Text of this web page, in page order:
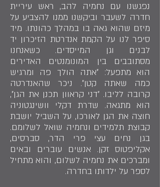
נפגשנו עם נחמיה להב, ראש עיריית
חדרה לשעבר וביקשנו ממנו להצביע על
מיזם שהוא גאה בו במהלך כהונתו. מיד
סיפר לנו על הקמת אנדרטת הזיכרון יד
לבנים וגן המייסדים. כשאנחנו
מסתובבים בין המונומנטים האדירים
הוא מתפעל: ״אתה הולך פה ומרגיש
כמה שאתה קטן״. ניכר שהאנדרטה
קרובה לליבו. ״דני קראוון תכנן את הגן״,
הוא מתגאה. שדרת דקלי וושינגטוניה
חוצה את הגן לאורכו, על השביל יושבת
קבוצת תלמידים ונחמיה שואל לשלומם.
בגן נחים עצי פרי הדר, סברסים,
אקליפטוס זקן. אנשים עוברים ובאים
ומברכים את נחמיה לשלום, והוא מתחיל
לספר על ילדותו בחדרה.